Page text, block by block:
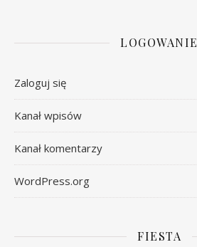
LOGOWANIE
Zaloguj się
Kanał wpisów
Kanał komentarzy
WordPress.org
FIESTA